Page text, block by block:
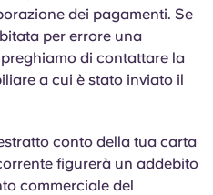
dei pagamenti. Se
per errore una
di contattare la
a cui è stato inviato il
conto della tua carta
figurerà un addebito
commerciale del